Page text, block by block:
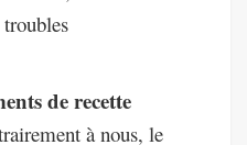
troubles
de recette
à nous, le